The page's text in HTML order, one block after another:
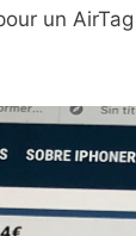
un